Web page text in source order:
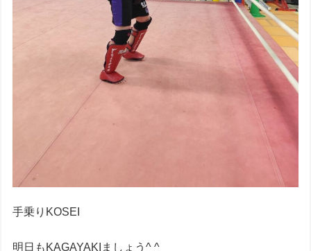
手乗りKOSEI
明日もKAGAYAKIましょう^ ^